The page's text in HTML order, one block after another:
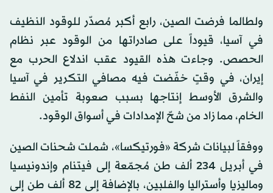
ولطالما فرضت الصين، رابع أكبر مُصدّر للوقود النظيف
في آسيا، قيوداً على صادراتها من الوقود عبر نظام
الحصص. وجاءت هذه القيود عقب اندلاع الحرب مع
إيران، في وقتٍ خفّضت فيه مصافي التكرير في آسيا
والشرق الأوسط إنتاجها بسبب صعوبة تأمين النفط
الخام، مما زاد من شحّ الإمدادات في أسواق الوقود.
ووفقاً لبيانات شركة «فورتيكسا»، شملت شحنات الصين
في أبريل 234 ألف طن مُجمّعة إلى فيتنام وإندونيسيا
وماليزيا وأستراليا والفلبين، بالإضافة إلى 82 ألف طن إلى